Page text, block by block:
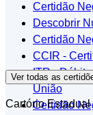
Certidão
Descobrir
Certidão
CCIR -
ITR -
União
Certidão
Ver todas as
Cartório Estadual